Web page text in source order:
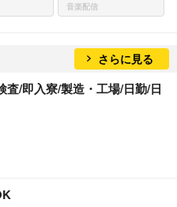
音楽配信
さらに見る
査/即入寮/製造・工場/日勤/日